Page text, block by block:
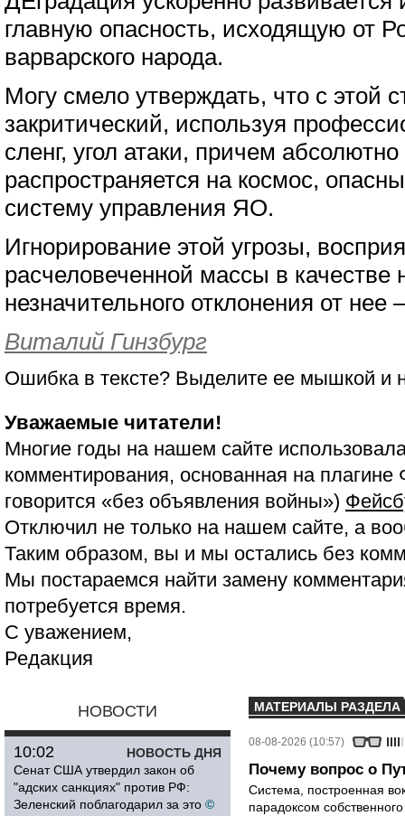
главную опасность, исходящую от
варварского народа.
Могу смело утверждать, что с этой
закритический, используя
сленг, угол атаки, причем
распространяется на космос,
систему управления ЯО.
Игнорирование этой угрозы,
расчеловеченной массы в
незначительного отклонения от нее
Виталий Гинзбург
Ошибка в тексте? Выделите ее мышкой и
Уважаемые читатели!
Многие годы на нашем сайте
комментирования, основанная на
говорится «без объявления войны»)
Отключил не только на нашем сайте, а
Таким образом, вы и мы остались без
Мы постараемся найти замену
потребуется время.
С уважением,
Редакция
НОВОСТИ
НОВОСТЬ ДНЯ
10:02
Сенат США утвердил закон об
"адских санкциях" против РФ:
Зеленский поблагодарил за это ©
МАТЕРИАЛЫ РАЗДЕЛА
08-08-2026 (10:57)
Почему вопрос о
Система, построенная
парадоксом